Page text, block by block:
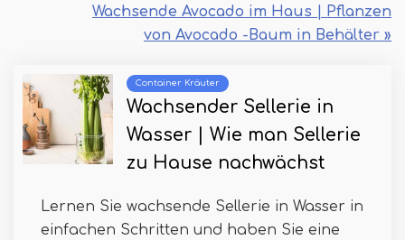
Wachsende Avocado im Haus | Pflanzen
von Avocado -Baum in Behälter »
Container Kräuter
Wachsender Sellerie in
Wasser | Wie man Sellerie
zu Hause nachwächst
Lernen Sie wachsende Sellerie in Wasser in
einfachen Schritten und haben Sie eine